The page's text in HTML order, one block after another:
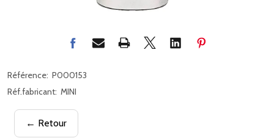
Référence: P000153
Réf.fabricant: MINI
← Retour